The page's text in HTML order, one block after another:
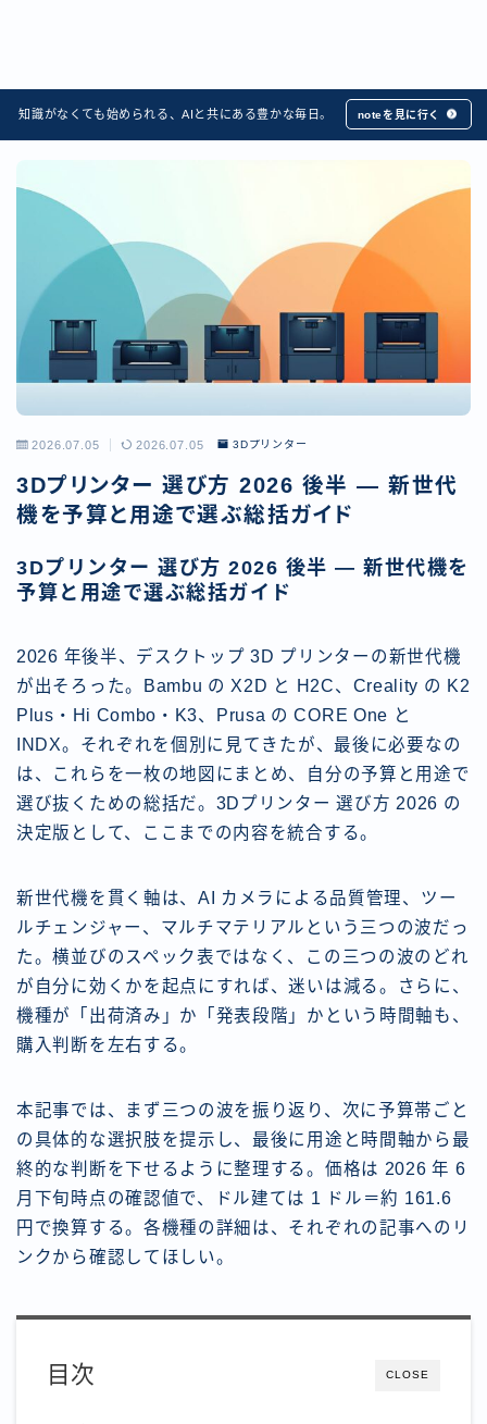
知識がなくても始められる、AIと共にある豊かな毎日。 noteを見に行く
2026.07.05 2026.07.05 3Dプリンター
3Dプリンター 選び方 2026 後半 — 新世代
機を予算と用途で選ぶ総括ガイド
3Dプリンター 選び方 2026 後半 — 新世代機を
予算と用途で選ぶ総括ガイド
2026 年後半、デスクトップ 3D プリンターの新世代機
が出そろった。Bambu の X2D と H2C、Creality の K2
Plus・Hi Combo・K3、Prusa の CORE One と
INDX。それぞれを個別に見てきたが、最後に必要なの
は、これらを一枚の地図にまとめ、自分の予算と用途で
選び抜くための総括だ。3Dプリンター 選び方 2026 の
決定版として、ここまでの内容を統合する。
新世代機を貫く軸は、AI カメラによる品質管理、ツー
ルチェンジャー、マルチマテリアルという三つの波だっ
た。横並びのスペック表ではなく、この三つの波のどれ
が自分に効くかを起点にすれば、迷いは減る。さらに、
機種が「出荷済み」か「発表段階」かという時間軸も、
購入判断を左右する。
本記事では、まず三つの波を振り返り、次に予算帯ごと
の具体的な選択肢を提示し、最後に用途と時間軸から最
終的な判断を下せるように整理する。価格は 2026 年 6
月下旬時点の確認値で、ドル建ては 1 ドル＝約 161.6
円で換算する。各機種の詳細は、それぞれの記事へのリ
ンクから確認してほしい。
CLOSE
目次